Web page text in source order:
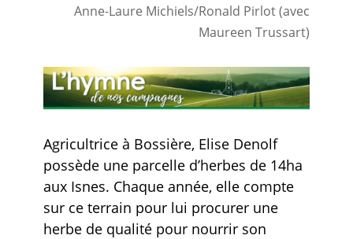
Anne-Laure Michiels/Ronald Pirlot (avec
Maureen Trussart)
Agricultrice à Bossière, Elise Denolf
possède une parcelle d’herbes de 14ha
aux Isnes. Chaque année, elle compte
sur ce terrain pour lui procurer une
herbe de qualité pour nourrir son